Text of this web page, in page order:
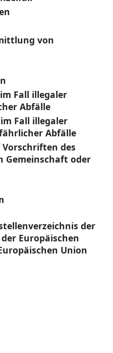
von
Fall illegaler
Abfälle
Fall illegaler
Abfälle
des
Gemeinschaft oder
der
Europäischen
Union